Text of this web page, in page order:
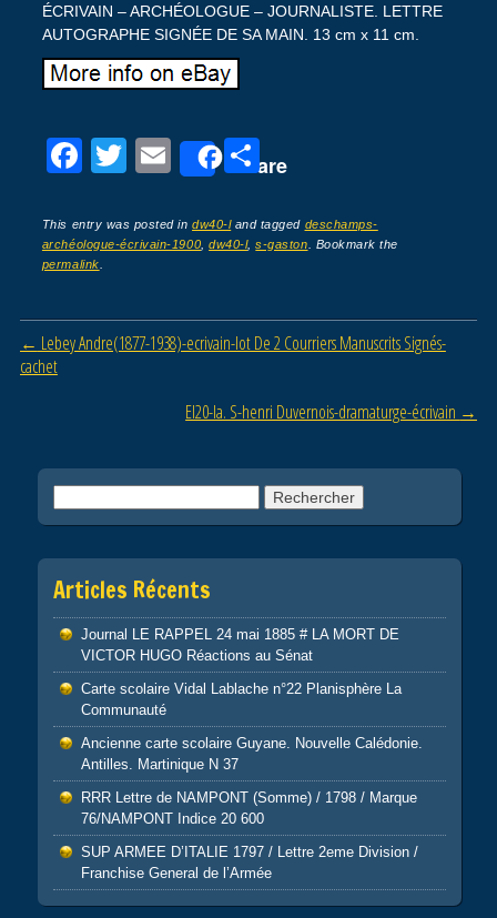
ÉCRIVAIN – ARCHÉOLOGUE – JOURNALISTE. LETTRE
AUTOGRAPHE SIGNÉE DE SA MAIN. 13 cm x 11 cm.
F
c
e
o
T
tt
er
E
ail
Share
P
ta
g
This entry was posted indw40-land tagged deschamps-
archéologue-écrivain-1900 ,dw40-l,s-gaston . Bookmark the
permalink
Post navigation
← Lebey Andre(1877-1938)-ecrivain-lot De 2 Courriers Manuscrits Signés-
cachet
El20-la. S-henri Duvernois-dramaturge-écrivain →
Articles Récents
Journal LE RAPPEL 24 mai 1885 # LA MORT DE
VICTOR HUGO Réactions au Sénat
Carte scolaire Vidal Lablache n°22 Planisphère La
Communauté
Ancienne carte scolaire Guyane. Nouvelle Calédonie.
Antilles. Martinique N 37
RRR Lettre de NAMPONT (Somme) / 1798 / Marque
76/NAMPONT Indice 20 600
SUP ARMEE D’ITALIE 1797 / Lettre 2eme Division /
Franchise General de l’Armée